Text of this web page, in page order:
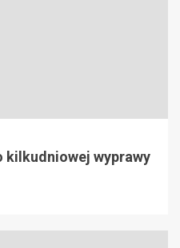
kilkudniowej wyprawy